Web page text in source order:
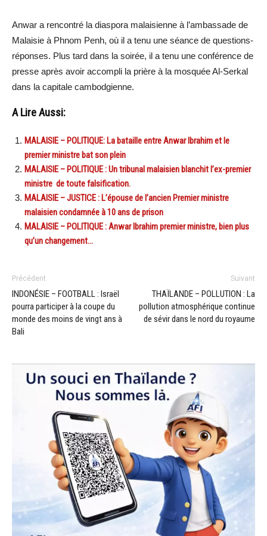
Anwar a rencontré la diaspora malaisienne à l’ambassade de
Malaisie à Phnom Penh, où il a tenu une séance de questions-
réponses. Plus tard dans la soirée, il a tenu une conférence de
presse après avoir accompli la prière à la mosquée Al-Serkal
dans la capitale cambodgienne.
A Lire Aussi:
MALAISIE – POLITIQUE: La bataille entre Anwar Ibrahim et le
premier ministre bat son plein
MALAISIE – POLITIQUE : Un tribunal malaisien blanchit l’ex-premier
ministre de toute falsification.
MALAISIE – JUSTICE : L’épouse de l’ancien Premier ministre
malaisien condamnée à 10 ans de prison
MALAISIE – POLITIQUE : Anwar Ibrahim premier ministre, bien plus
qu’un changement…
Précédent
INDONÉSIE – FOOTBALL : Israël
pourra participer à la coupe du
monde des moins de vingt ans à
Bali
Suivant
THAÏLANDE – POLLUTION : La
pollution atmosphérique continue
de sévir dans le nord du royaume